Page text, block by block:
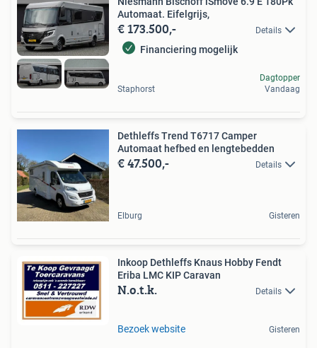
Automaat. Eifelgrijs,
€ 173.500,- Details
Financiering mogelijk
Staphorst
Dagtopper
Vandaag
Dethleffs Trend T6717 Camper
Automaat hefbed en lengtebedden
€ 47.500,- Details
Elburg Gisteren
Inkoop Dethleffs Knaus Hobby Fendt
Eriba LMC KIP Caravan
N.o.t.k. Details
Bezoek website Gisteren